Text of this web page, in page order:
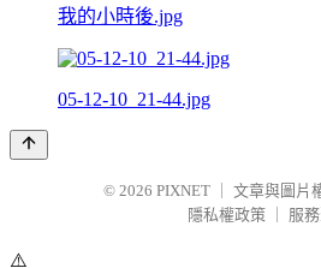
我的小時後.jpg
05-12-10_21-44.jpg
© 2026 PIXNET
文章與圖片
隱私權政策
服
⚠️